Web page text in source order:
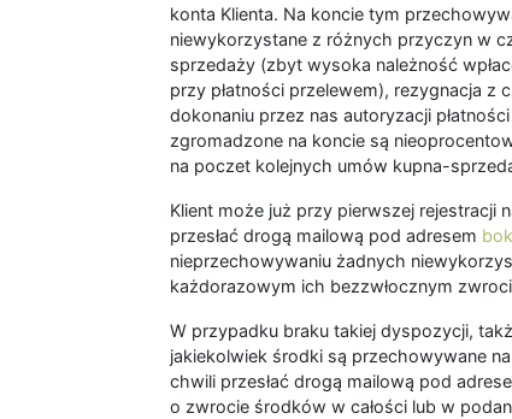
konta Klienta. Na koncie tym
niewykorzystane z różnych przyczyn w
sprzedaży (zbyt wysoka należność
przy płatności przelewem), rezygnacja z
dokonaniu przez nas autoryzacji
zgromadzone na koncie są
na poczet kolejnych umów kupna-
Klient może już przy pierwszej rejestracji
przesłać drogą mailową pod adresem
nieprzechowywaniu żadnych
każdorazowym ich bezzwłocznym
W przypadku braku takiej dyspozycji,
jakiekolwiek środki są przechowywane
chwili przesłać drogą mailową pod
o zwrocie środków w całości lub w